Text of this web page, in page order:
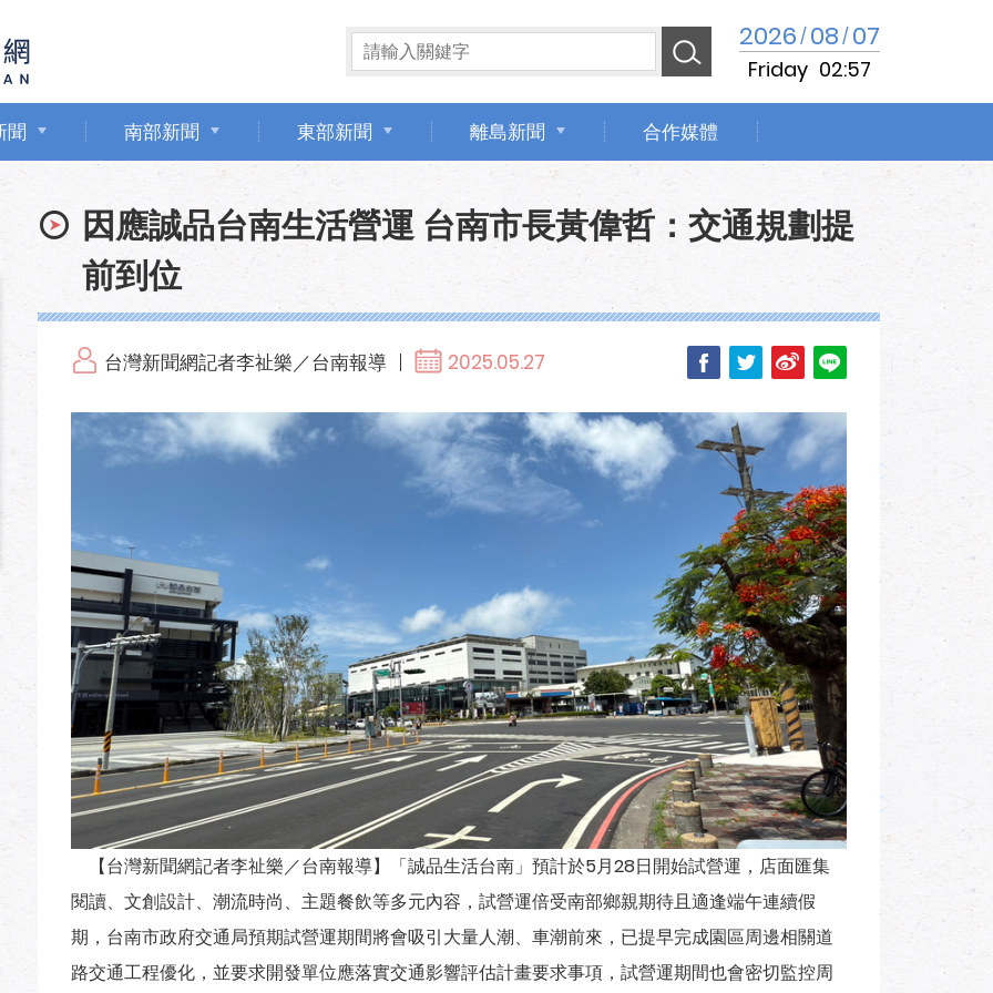
2026/08/07
Friday 02:57
聞 南部新聞 東部新聞 離島新聞 合作媒體
因應誠品台南生活營運 台南市長黃偉哲：交通規劃提
前到位
台灣新聞網記者李祉樂／台南報導 2025.05.27
【台灣新聞網記者李祉樂／台南報導】「誠品生活台南」預計於5月28日開始試營運，店面匯集
閱讀、文創設計、潮流時尚、主題餐飲等多元內容，試營運倍受南部鄉親期待且適逢端午連續假
期，台南市政府交通局預期試營運期間將會吸引大量人潮、車潮前來，已提早完成園區周邊相關道
路交通工程優化，並要求開發單位應落實交通影響評估計畫要求事項，試營運期間也會密切監控周